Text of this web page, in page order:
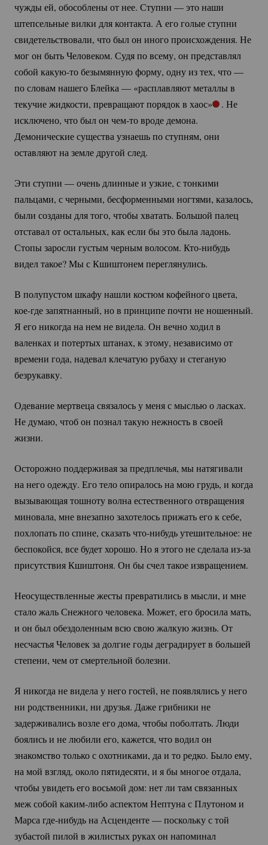
чужды ей, обособлены от нее. Ступни — это наши
штепсельные вилки для контакта. А его голые ступни
свидетельствовали, что был он иного происхождения. Не
мог он быть Человеком. Судя по всему, он представлял
собой какую-тобезымянную форму, одну из тех, что —
по словам нашего Блейка — «расплавляют металлы в
текучие жидкости, превращают порядок в хаос»
. Не
исключено, что был он чем-товроде демона.
Демонические существа узнаешь по ступням, они
оставляют на земле другой след.
Эти ступни — очень длинные и узкие, с тонкими
пальцами, с черными, бесформенными ногтями, казалось,
были созданы для того, чтобы хватать. Большой палец
отставал от остальных, как если бы это была ладонь.
Стопы заросли густым черным волосом. Кто-нибудь
видел такое? Мы с Кшиштонем переглянулись.
В полупустом шкафу нашли костюм кофейного цвета,
кое-гдезапятнанный, но в принципе почти не ношенный.
Я его никогда на нем не видела. Он вечно ходил в
валенках и потертых штанах, к этому, независимо от
времени года, надевал клечатую рубаху и стеганую
безрукавку.
Одевание мертвеца связалось у меня с мыслью о ласках.
Не думаю, чтоб он познал такую нежность в своей
жизни.
Осторожно поддерживая за предплечья, мы натягивали
на него одежду. Его тело опиралось на мою грудь, и когда
вызывающая тошноту волна естественного отвращения
миновала, мне внезапно захотелось прижать его к себе,
похлопать по спине, сказатьчто-нибудьутешительное: не
беспокойся, все будет хорошо. Но я этого не сделала из-за
присутствия Кшиштоня. Он бы счел такое извращением.
Неосуществленные жесты превратились в мысли, и мне
стало жаль Снежного человека. Может, его бросила мать,
и он был обездоленным всю свою жалкую жизнь. От
несчастья Человек за долгие годы деградирует в большей
степени, чем от смертельной болезни.
Я никогда не видела у него гостей, не появлялись у него
ни родственники, ни друзья. Даже грибники не
задерживались возле его дома, чтобы поболтать. Люди
боялись и не любили его, кажется, что водил он
знакомство только с охотниками, да и то редко. Было ему,
на мой взгляд, около пятидесяти, и я бы многое отдала,
чтобы увидеть его восьмой дом: нет ли там связанных
меж собой каким-либоаспектом Нептуна с Плутоном и
Марса где-нибудьна Асценденте — поскольку с той
зубастой пилой в жилистых руках он напоминал